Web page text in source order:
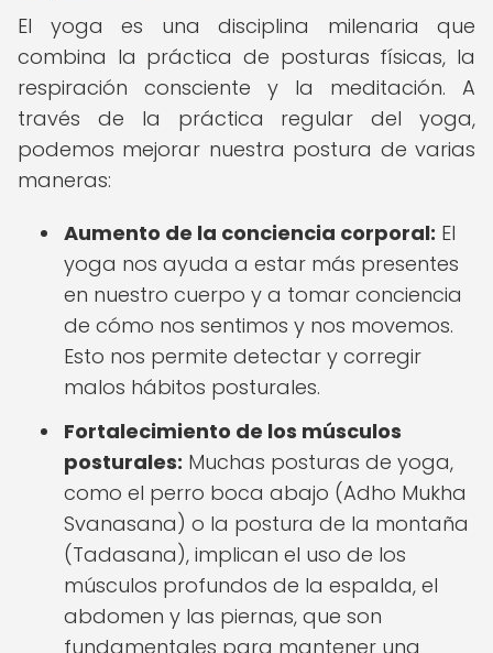
El yoga es una disciplina milenaria que
combina la práctica de posturas físicas, la
respiración consciente y la meditación. A
través de la práctica regular del yoga,
podemos mejorar nuestra postura de varias
maneras:
Aumento de la conciencia corporal: El
yoga nos ayuda a estar más presentes
en nuestro cuerpo y a tomar conciencia
de cómo nos sentimos y nos movemos.
Esto nos permite detectar y corregir
malos hábitos posturales.
Fortalecimiento de los músculos
posturales: Muchas posturas de yoga,
como el perro boca abajo (Adho Mukha
Svanasana) o la postura de la montaña
(Tadasana), implican el uso de los
músculos profundos de la espalda, el
abdomen y las piernas, que son
fundamentales para mantener una